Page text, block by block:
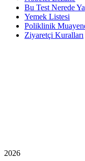
Bu Test Nerede
Yemek Listesi
Poliklinik
Ziyaretçi Kuralları
2026